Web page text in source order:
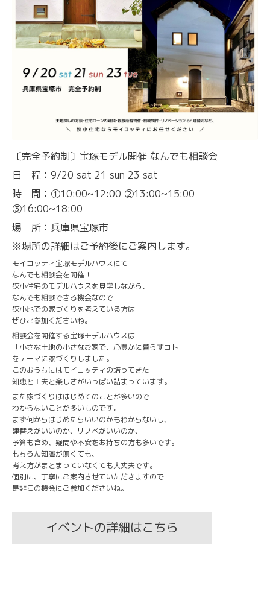
〔完全予約制〕宝塚モデル開催 なんでも相談会
日 程：9/20 sat 21 sun 23 sat
時 間：①10:00~12:00 ②13:00~15:00
③16:00~18:00
場 所：兵庫県宝塚市
※場所の詳細はご予約後にご案内します。
モイコッティ宝塚モデルハウスにて
なんでも相談会を開催！
狭小住宅のモデルハウスを見学しながら、
なんでも相談できる機会なので
狭小地での家づくりを考えている方は
ぜひご参加くださいね。
相談会を開催する宝塚モデルハウスは
「小さな土地の小さなお家で、心豊かに暮らすコト」
をテーマに家づくりしました。
このおうちにはモイコッティの培ってきた
知恵と工夫と楽しさがいっぱい詰まっています。
また家づくりははじめてのことが多いので
わからないことが多いものです。
まず何からはじめたらいいのかもわからないし、
建替えがいいのか、リノベがいいのか、
予算も含め、疑問や不安をお持ちの方も多いです。
もちろん知識が無くても、
考え方がまとまっていなくても大丈夫です。
個別に、丁寧にご案内させていただきますので
是非この機会にご参加くださいね。
イベントの詳細はこちら